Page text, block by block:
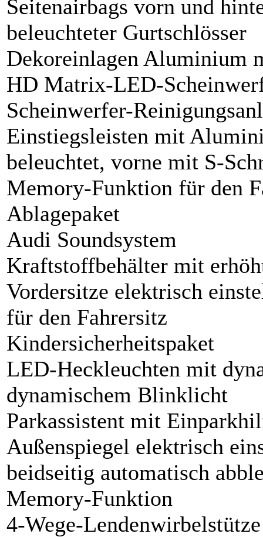
Seitenairbags vorn und
beleuchteter Gurtschlösser
Dekoreinlagen Aluminium
HD Matrix-LED-
Scheinwerfer-
Einstiegsleisten mit
beleuchtet, vorne mit S-
Memory-Funktion für den
Ablagepaket
Audi Soundsystem
Kraftstoffbehälter mit
Vordersitze elektrisch
für den Fahrersitz
Kindersicherheitspaket
LED-Heckleuchten mit
dynamischem Blinklicht
Parkassistent mit
Außenspiegel elektrisch
beidseitig automatisch
Memory-Funktion
4-Wege-